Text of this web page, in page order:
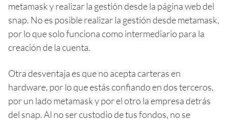
metamask y realizar la gestión desde la página web del
snap. No es posible realizar la gestión desde metamask,
por lo que solo funciona como intermediario para la
creación de la cuenta.
Otra desventaja es que no acepta carteras en
hardware, por lo que estás confiando en dos terceros,
por un lado metamask y por el otro la empresa detrás
del snap. Al no ser custodio de tus fondos, no se